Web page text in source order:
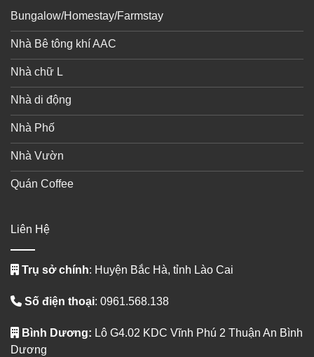
Bungalow/Homestay/Farmstay
Nhà Bê tông khí AAC
Nhà chữ L
Nhà di động
Nhà Phố
Nhà Vườn
Quán Coffee
Liên Hệ
Trụ sở chính: Huyện Bắc Hà, tỉnh Lào Cai
Số điện thoại: 0961.568.138
Bình Dương: Lô G4.02 KDC Vĩnh Phú 2 Thuận An Bình
Dương